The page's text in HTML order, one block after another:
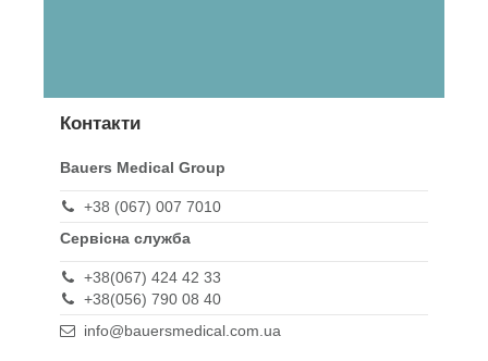
Контакти
Bauers Medical Group
+38 (067) 007 7010
Сервісна служба
+38(067) 424 42 33
+38(056) 790 08 40
info@bauersmedical.com.ua